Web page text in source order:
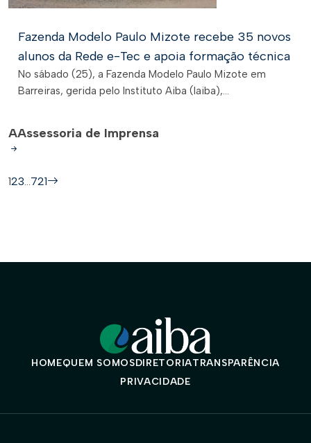
Fazenda Modelo Paulo Mizote recebe 35 novos
alunos da Rede e-Tec e apoia formação técnica
No sábado (25), a Fazenda Modelo Paulo Mizote em
Barreiras, gerida pelo Instituto Aiba (Iaiba),...
AAssessoria de Imprensa
123…721
HOMEQUEM SOMOSDIRETORIATRANSPARÊNCIA
PRIVACIDADE